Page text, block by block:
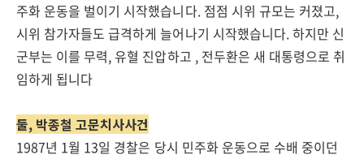
주화 운동을 벌이기 시작했습니다. 점점 시위 규모는 커졌고,
시위 참가자들도 급격하게 늘어나기 시작했습니다. 하지만 신
군부는 이를 무력, 유혈 진압하고 , 전두환은 새 대통령으로 취
임하게 됩니다
둘, 박종철 고문치사사건
1987년 1월 13일 경찰은 당시 민주화 운동으로 수배 중이던